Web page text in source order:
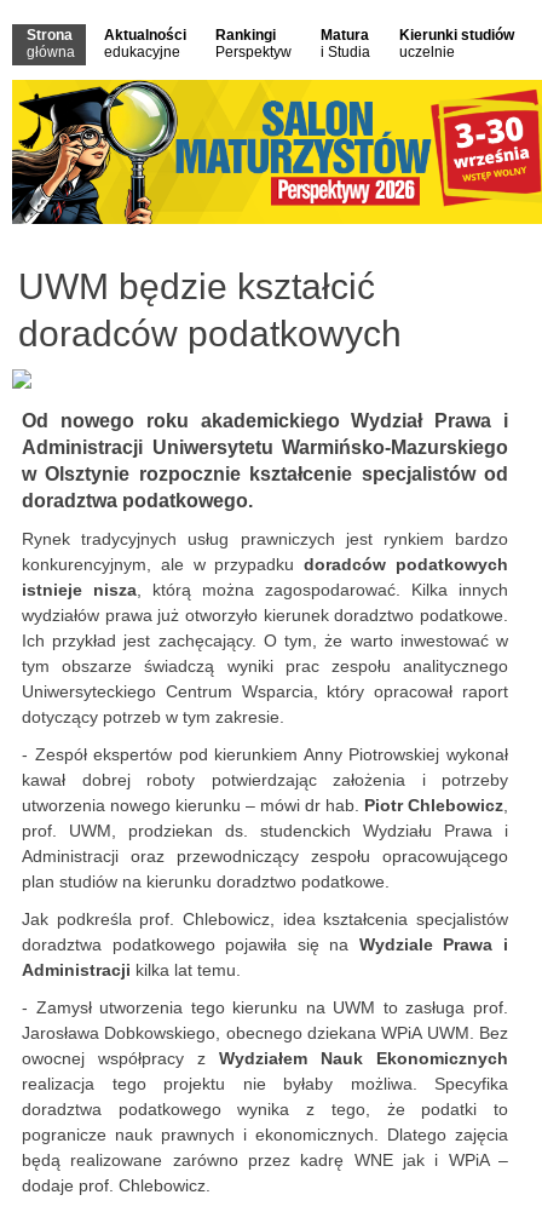
Strona
główna
Aktualności
edukacyjne
Rankingi
Perspektyw
Matura
i Studia
Kierunki studiów
uczelnie
UWM będzie kształcić
doradców podatkowych
Od nowego roku akademickiego Wydział Prawa i
Administracji Uniwersytetu Warmińsko-Mazurskiego
w Olsztynie rozpocznie kształcenie specjalistów od
doradztwa podatkowego.
Rynek tradycyjnych usług prawniczych jest rynkiem bardzo
konkurencyjnym, ale w przypadkudoradców podatkowych
istnieje nisza, którą można zagospodarować. Kilka innych
wydziałów prawa już otworzyło kierunek doradztwo podatkowe.
Ich przykład jest zachęcający. O tym, że warto inwestować w
tym obszarze świadczą wyniki prac zespołu analitycznego
Uniwersyteckiego Centrum Wsparcia, który opracował raport
dotyczący potrzeb w tym zakresie.
- Zespół ekspertów pod kierunkiem Anny Piotrowskiej wykonał
kawał dobrej roboty potwierdzając założenia i potrzeby
utworzenia nowego kierunku – mówi dr hab. Piotr Chlebowicz,
prof. UWM, prodziekan ds. studenckich Wydziału Prawa i
Administracji oraz przewodniczący zespołu opracowującego
plan studiów na kierunku doradztwo podatkowe.
Jak podkreśla prof. Chlebowicz, idea kształcenia specjalistów
doradztwa podatkowego pojawiła się na Wydziale Prawa i
Administracji kilka lat temu.
- Zamysł utworzenia tego kierunku na UWM to zasługa prof.
Jarosława Dobkowskiego, obecnego dziekana WPiA UWM. Bez
owocnej współpracy z Wydziałem Nauk Ekonomicznych
realizacja tego projektu nie byłaby możliwa. Specyfika
doradztwa podatkowego wynika z tego, że podatki to
pogranicze nauk prawnych i ekonomicznych. Dlatego zajęcia
będą realizowane zarówno przez kadrę WNE jak i WPiA –
dodaje prof. Chlebowicz.